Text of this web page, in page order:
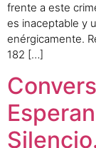
frente a este
es inaceptable y
enérgicamente.
182 […]